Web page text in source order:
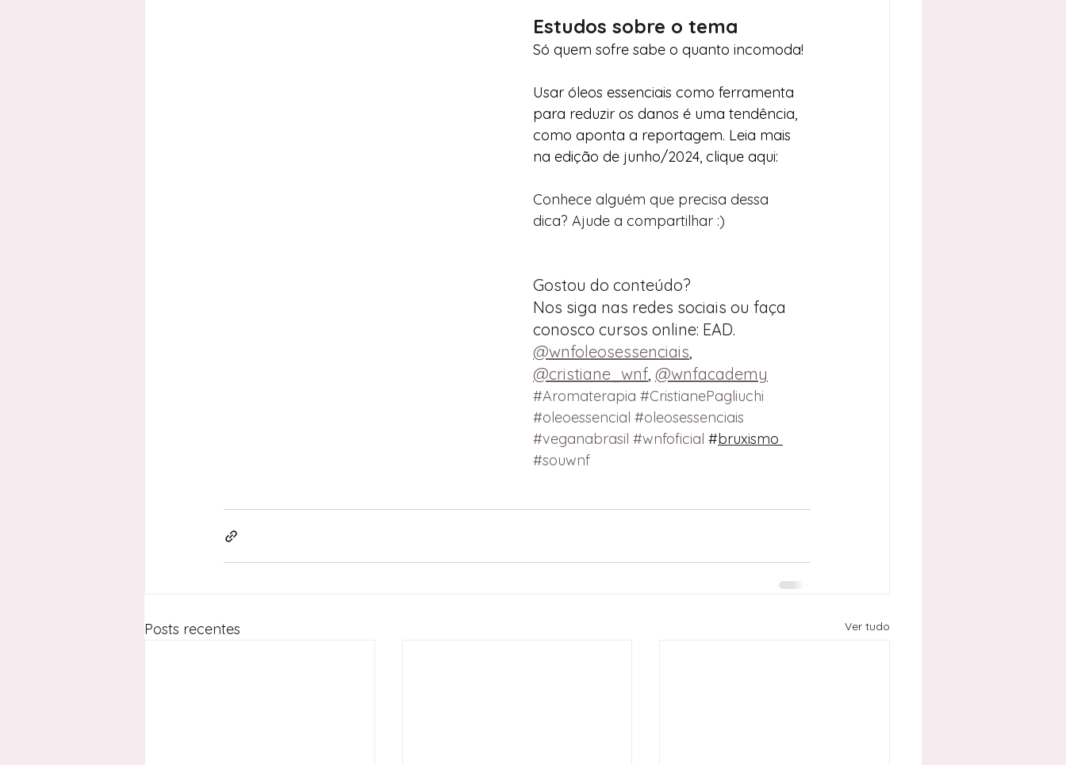
Estudos sobre o tema
Só quem sofre sabe o quanto incomoda!
Usar óleos essenciais como ferramenta
para reduzir os danos é uma tendência,
como aponta a reportagem. Leia mais
na edição de junho/2024, clique aqui:
Conhece alguém que precisa dessa
dica? Ajude a compartilhar :)
Gostou do conteúdo?
Nos siga nas redes sociais ou faça
conosco cursos online: EAD.
@wnfoleosessenciais,
@cristiane_wnf, @wnfacademy
#Aromaterapia #CristianePagliuchi
#oleoessencial #oleosessenciais
#veganabrasil #wnfoficial #bruxismo
#souwnf
Posts recentes Ver tudo